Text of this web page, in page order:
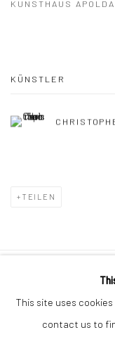
KUNSTHAUS APOLDA
KÜNSTLER
TEILEN
Manage
COPYRIGHT © 2026 IRA
WEBSITE VON ARTLOGIC
This site uses
contact us to